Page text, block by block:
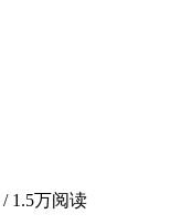
/1.5万阅读